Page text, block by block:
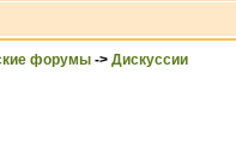
форумы -> Дискуссии